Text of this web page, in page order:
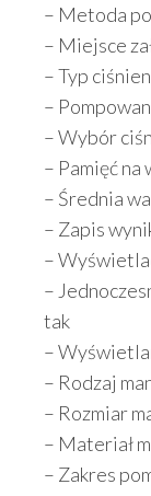
– Metoda
– Miejsce
– Typ
–
– Wybór
– Pamięć
– Średnia
– Zapis
–
–
tak
–
– Rodzaj
– Rozmiar
– Materiał
– Zakres